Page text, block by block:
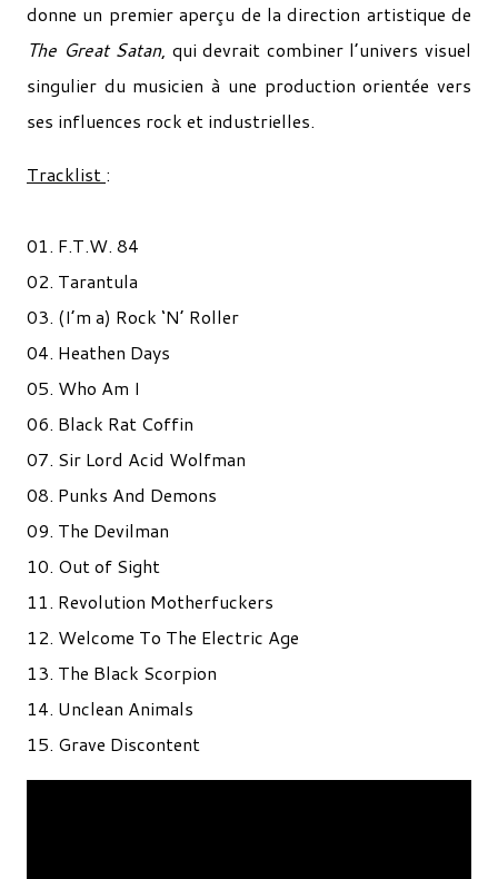
donne un premier aperçu de la direction artistique de
The Great Satan, qui devrait combiner l’univers visuel
singulier du musicien à une production orientée vers
ses influences rock et industrielles.
Tracklist :
01. F.T.W. 84
02. Tarantula
03. (I’m a) Rock ‘N’ Roller
04. Heathen Days
05. Who Am I
06. Black Rat Coffin
07. Sir Lord Acid Wolfman
08. Punks And Demons
09. The Devilman
10. Out of Sight
11. Revolution Motherfuckers
12. Welcome To The Electric Age
13. The Black Scorpion
14. Unclean Animals
15. Grave Discontent